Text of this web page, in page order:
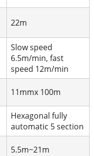
22m
Slow speed
6.5m/min, fast
speed 12m/min
11mmx 100m
Hexagonal fully
automatic 5 section
5.5m~21m